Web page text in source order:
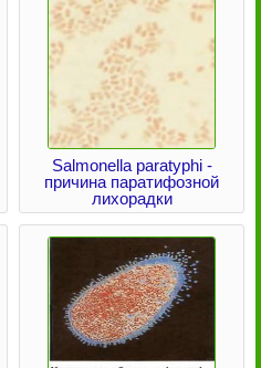
Salmonella paratyphi -
причина паратифозной
лихорадки